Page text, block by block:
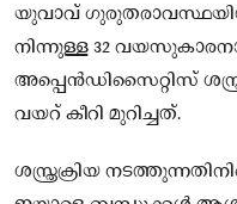
യുവാവ്
നിന്നുള്ള 32
അപ്പെൻഡിസൈറ്റിസ്
വയറ് കീറി മുറിച്ചത്.
ശസ്ത്രക്രിയ